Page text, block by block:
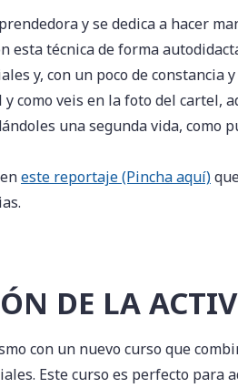
y se dedica a hacer
esta técnica de forma
y, con un poco de constancia
como veis en la foto del cartel,
una segunda vida, como
este reportaje (Pincha aquí)
DE LA
con un nuevo curso que
Este curso es perfecto para